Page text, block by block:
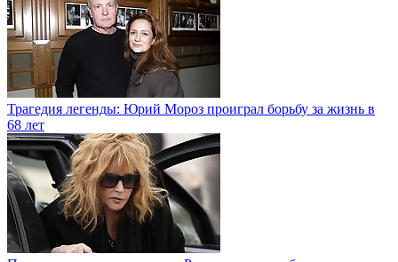
Трагедия легенды: Юрий Мороз проиграл борьбу за жизнь в
68 лет